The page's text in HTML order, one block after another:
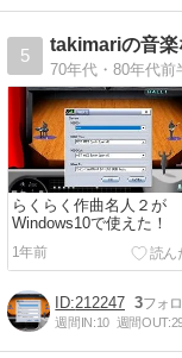
5
takimariの音楽
70年代・80年代
らくらく作曲名人２が
Windows10で使えた！
1年前
212247 3
週間IN:10 週間OUT: